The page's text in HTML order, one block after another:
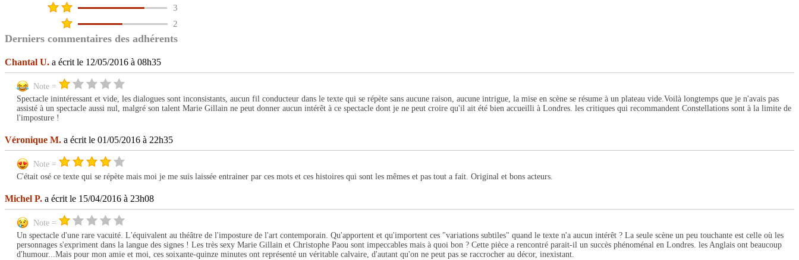
3
2
Derniers commentaires des adhérents
Chantal U. a écrit le 12/05/2016 à 08h35
Note =
Spectacle inintéressant et vide, les dialogues sont inconsistants, aucun fil conducteur dans le texte qui se répète sans aucune raison, aucune intrigue, la mise en scène se résume à un plateau vide.Voilà longtemps que je n'avais pas
assisté à un spectacle aussi nul, malgré son talent Marie Gillain ne peut donner aucun intérêt à ce spectacle dont je ne peut croire qu'il ait été bien accueilli à Londres. les critiques qui recommandent Constellations sont à la limite de
l'imposture !
Véronique M. a écrit le 01/05/2016 à 22h35
Note =
C'était osé ce texte qui se répète mais moi je me suis laissée entrainer par ces mots et ces histoires qui sont les mêmes et pas tout a fait. Original et bons acteurs.
Michel P. a écrit le 15/04/2016 à 23h08
Note =
Un spectacle d'une rare vacuité. L'équivalent au théâtre de l'imposture de l'art contemporain. Qu'apportent et qu'importent ces "variations subtiles" quand le texte n'a aucun intérêt ? La seule scène un peu touchante est celle où les
personnages s'expriment dans la langue des signes ! Les très sexy Marie Gillain et Christophe Paou sont impeccables mais à quoi bon ? Cette pièce a rencontré parait-il un succès phénoménal en Londres. les Anglais ont beaucoup
d'humour...Mais pour mon amie et moi, ces soixante-quinze minutes ont représenté un véritable calvaire, d'autant qu'on ne peut pas se raccrocher au décor, inexistant.